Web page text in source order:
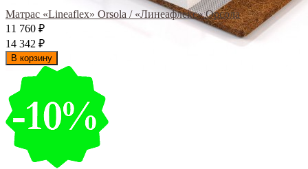
Матрас «Lineaflex» Orsola / «Линеафлекс» Орсола
11 760 ₽
14 342 ₽
В корзину